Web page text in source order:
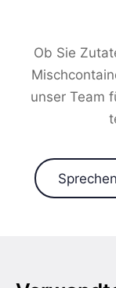
Ob Sie
unser Team